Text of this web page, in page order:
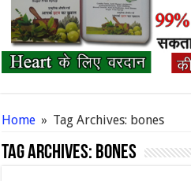
Home » Tag Archives: bones
Tag Archives: bones